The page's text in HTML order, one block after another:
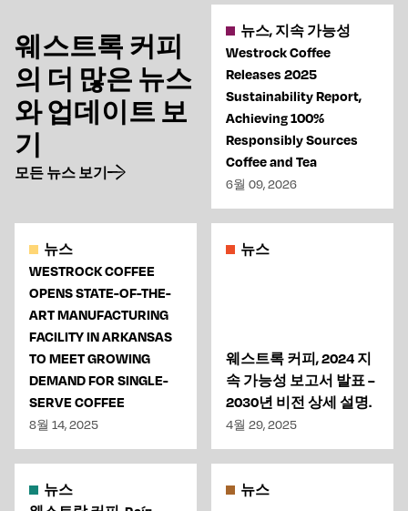
웨스트록 커피
의 더 많은 뉴스
와 업데이트 보
기
모든 뉴스 보기
뉴스, 지속 가능성
Westrock Coffee
Releases 2025
Sustainability Report,
Achieving 100%
Responsibly Sources
Coffee and Tea
6월 09, 2026
뉴스
WESTROCK COFFEE
OPENS STATE-OF-THE-
ART MANUFACTURING
FACILITY IN ARKANSAS
TO MEET GROWING
DEMAND FOR SINGLE-
SERVE COFFEE
8월 14, 2025
뉴스
웨스트록 커피, 2024 지
속 가능성 보고서 발표 –
2030년 비전 상세 설명.
4월 29, 2025
뉴스
뉴스